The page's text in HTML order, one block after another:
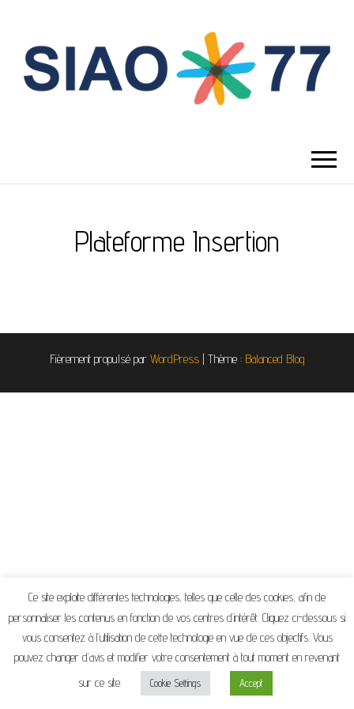
Plateforme Insertion
Fièrement propulsé par WordPress | Thème : Balanced Blog
Ce site exploite différentes technologies, telles que celle des cookies, afin de
personnaliser les contenus en fonction de vos centres d’intérêt. Cliquez ci-dessous si
vous consentez à l’utilisation de cette technologie en vue de ces objectifs. Vous
pouvez changer d’avis et modifier votre consentement à tout moment en revenant
sur ce site.
Cookie Settings Accept